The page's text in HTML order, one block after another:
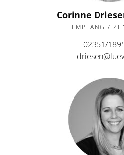
Corinne
EMPFANG /
02351/